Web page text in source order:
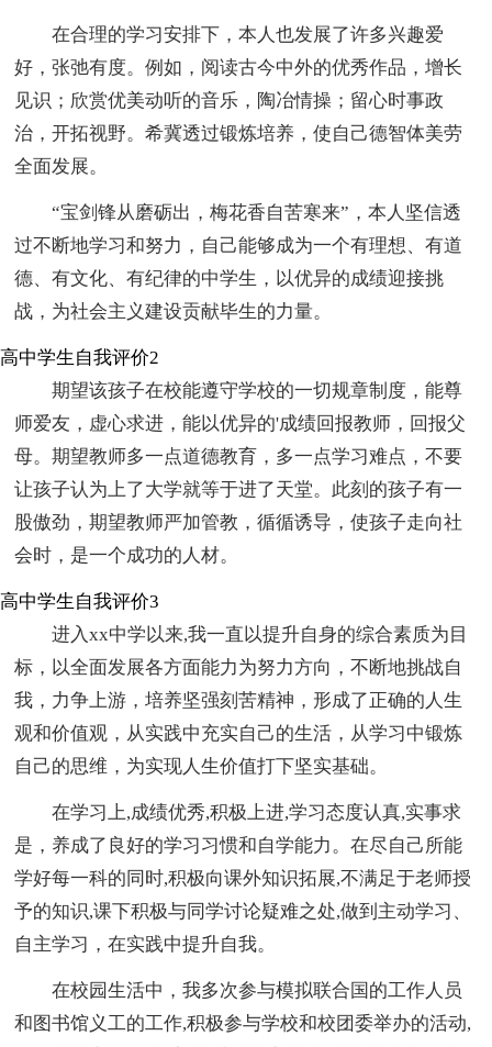
在合理的学习安排下，本人也发展了许多兴趣爱
好，张弛有度。例如，阅读古今中外的优秀作品，增长
见识；欣赏优美动听的音乐，陶冶情操；留心时事政
治，开拓视野。希冀透过锻炼培养，使自己德智体美劳
全面发展。
“宝剑锋从磨砺出，梅花香自苦寒来”，本人坚信透
过不断地学习和努力，自己能够成为一个有理想、有道
德、有文化、有纪律的中学生，以优异的成绩迎接挑
战，为社会主义建设贡献毕生的力量。
高中学生自我评价2
期望该孩子在校能遵守学校的一切规章制度，能尊
师爱友，虚心求进，能以优异的'成绩回报教师，回报父
母。期望教师多一点道德教育，多一点学习难点，不要
让孩子认为上了大学就等于进了天堂。此刻的孩子有一
股傲劲，期望教师严加管教，循循诱导，使孩子走向社
会时，是一个成功的人材。
高中学生自我评价3
进入xx中学以来,我一直以提升自身的综合素质为目
标，以全面发展各方面能力为努力方向，不断地挑战自
我，力争上游，培养坚强刻苦精神，形成了正确的人生
观和价值观，从实践中充实自己的生活，从学习中锻炼
自己的思维，为实现人生价值打下坚实基础。
在学习上,成绩优秀,积极上进,学习态度认真,实事求
是，养成了良好的学习习惯和自学能力。在尽自己所能
学好每一科的同时,积极向课外知识拓展,不满足于老师授
予的知识,课下积极与同学讨论疑难之处,做到主动学习、
自主学习，在实践中提升自我。
在校园生活中，我多次参与模拟联合国的工作人员
和图书馆义工的工作,积极参与学校和校团委举办的活动,